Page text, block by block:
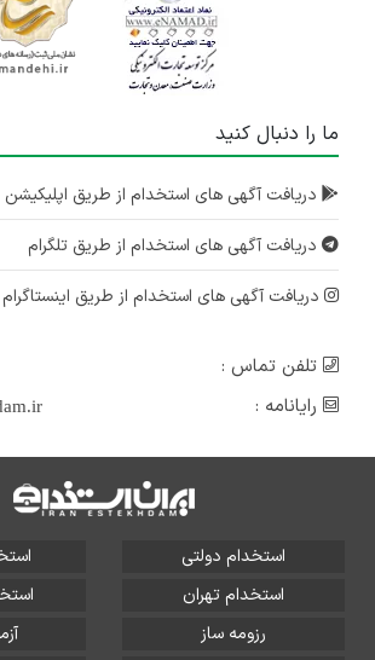
ما را دنبال کنید
دریافت آگهی های استخدام از طریق اپلیکیشن
دریافت آگهی های استخدام از طریق تلگرام
دریافت آگهی های استخدام از طریق اینستاگرام
تلفن تماس :
رایانامه :
استخدام دولتی
استخدام تهران
رزومه ساز